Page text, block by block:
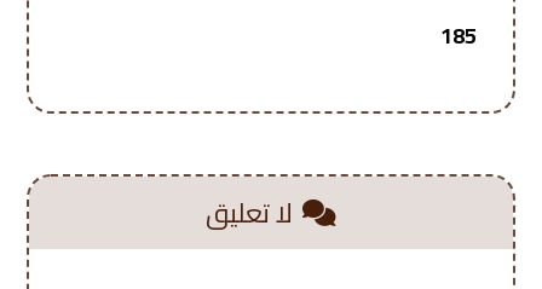
185
لا تعليق